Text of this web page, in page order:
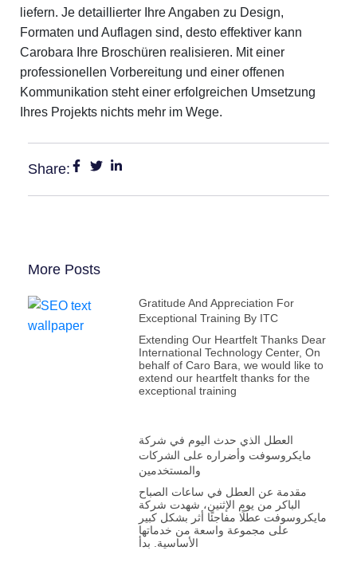
liefern. Je detaillierter Ihre Angaben zu Design,
Formaten und Auflagen sind, desto effektiver kann
Carobara Ihre Broschüren realisieren. Mit einer
professionellen Vorbereitung und einer offenen
Kommunikation steht einer erfolgreichen Umsetzung
Ihres Projekts nichts mehr im Wege.
Share:
More Posts
Gratitude And Appreciation For
Exceptional Training By ITC
Extending Our Heartfelt Thanks Dear
International Technology Center, On
behalf of Caro Bara, we would like to
extend our heartfelt thanks for the
exceptional training
العطل الذي حدث اليوم في شركة
مايكروسوفت وأضراره على الشركات
والمستخدمين
مقدمة عن العطل في ساعات الصباح
الباكر من يوم الإثنين، شهدت شركة
مايكروسوفت عطلًا مفاجئًا أثر بشكل كبير
على مجموعة واسعة من خدماتها
الأساسية. بدأ